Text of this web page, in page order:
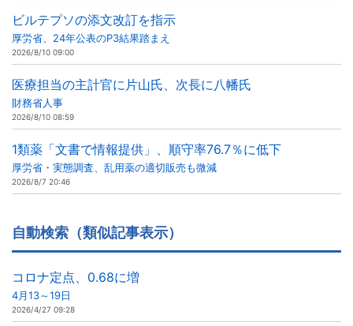
ビルテプソの添文改訂を指示
厚労省、24年公表のP3結果踏まえ
2026/8/10 09:00
医療担当の主計官に片山氏、次長に八幡氏
財務省人事
2026/8/10 08:59
1類薬「文書で情報提供」、順守率76.7％に低下
厚労省・実態調査、乱用薬の適切販売も微減
2026/8/7 20:46
自動検索（類似記事表示）
コロナ定点、0.68に増
4月13～19日
2026/4/27 09:28